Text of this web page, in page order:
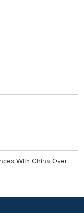
With China Over